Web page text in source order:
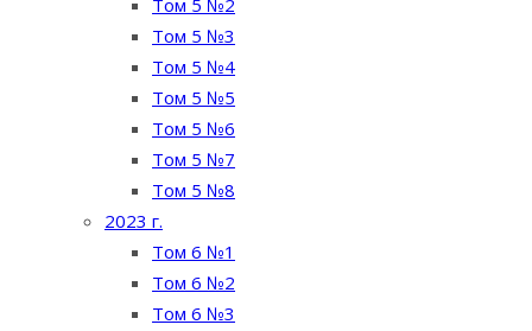
Том 5 №2
Том 5 №3
Том 5 №4
Том 5 №5
Том 5 №6
Том 5 №7
Том 5 №8
2023 г.
Том 6 №1
Том 6 №2
Том 6 №3